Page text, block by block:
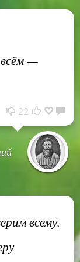
—
22
всему,